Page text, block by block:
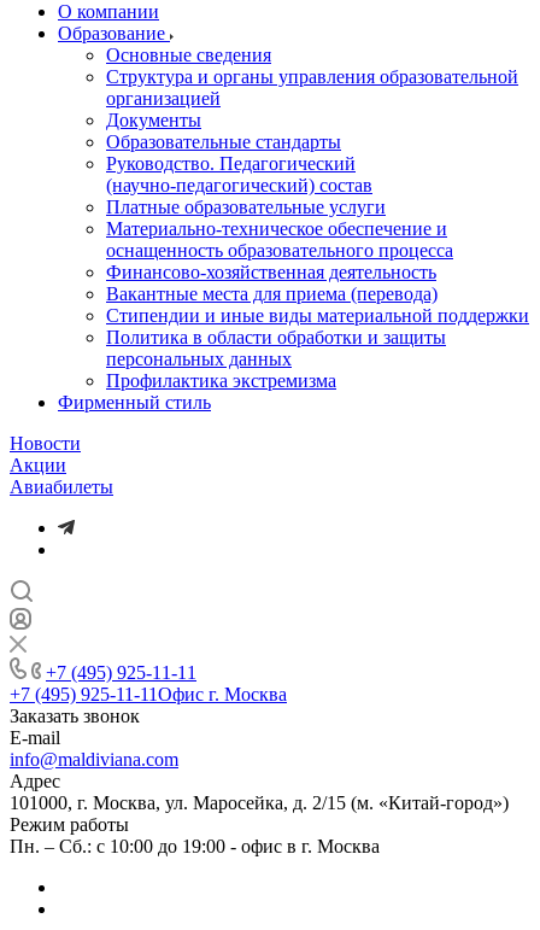
О компании
Образование
Основные сведения
Структура и органы управления образовательной
организацией
Документы
Образовательные стандарты
Руководство. Педагогический
(научно‑педагогический) состав
Платные образовательные услуги
Материально-техническое обеспечение и
оснащенность образовательного процесса
Финансово-хозяйственная деятельность
Вакантные места для приема (перевода)
Стипендии и иные виды материальной поддержки
Политика в области обработки и защиты
персональных данных
Профилактика экстремизма
Фирменный стиль
Новости
Акции
Авиабилеты
+7 (495) 925-11-11
+7 (495) 925-11-11Офис г. Москва
Заказать звонок
E-mail
info@maldiviana.com
Адрес
101000, г. Москва, ул. Маросейка, д. 2/15 (м. «Китай-город»)
Режим работы
Пн. – Сб.: с 10:00 до 19:00 - офис в г. Москва